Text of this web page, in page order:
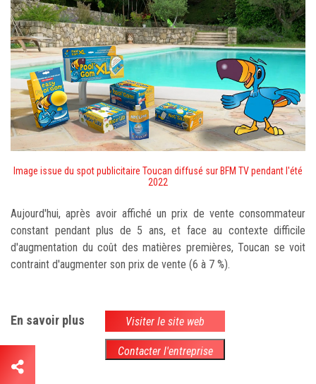
Image issue du spot publicitaire Toucan diffusé sur BFM TV pendant l'été
2022
Aujourd'hui, après avoir affiché un prix de vente consommateur
constant pendant plus de 5 ans, et face au contexte difficile
d'augmentation du coût des matières premières, Toucan se voit
contraint d'augmenter son prix de vente (6 à 7 %).
En savoir plus Visiter le site web
Contacter l'entreprise